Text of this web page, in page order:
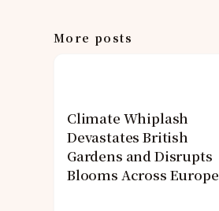
More posts
Climate Whiplash
Devastates British
Gardens and Disrupts
Blooms Across Europe